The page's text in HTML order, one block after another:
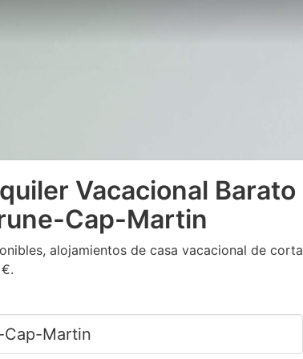
Vacacional Barato
Cap-Martin
alojamientos de casa vacacional de corta